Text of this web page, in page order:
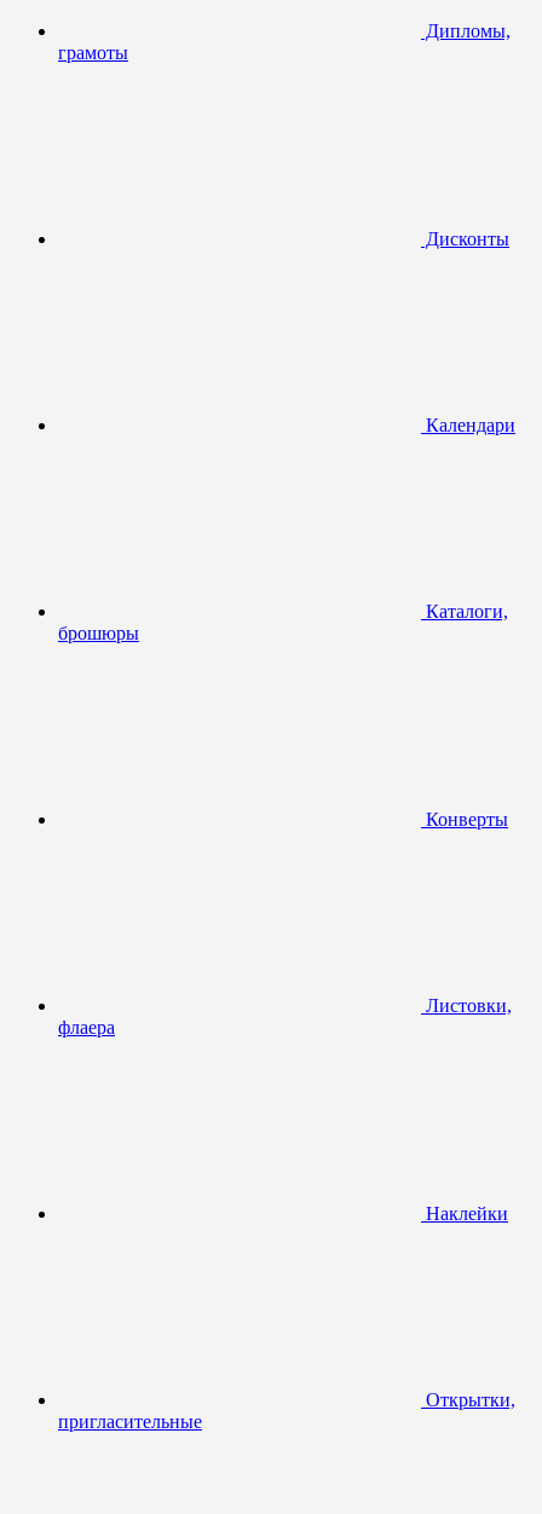
Дипломы,
грамоты
Дисконты
Календари
Каталоги,
брошюры
Конверты
Листовки,
флаера
Наклейки
Открытки,
пригласительные